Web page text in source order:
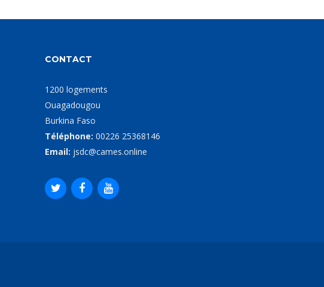
CONTACT
1200 logements
Ouagadougou
Burkina Faso
Téléphone: 00226 25368146
Email: jsdc@cames.online